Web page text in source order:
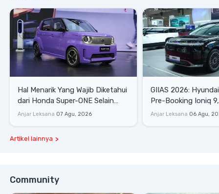
Hal Menarik Yang Wajib Diketahui
dari Honda Super-ONE Selain
Harga
Anjar Leksana 07 Agu, 2026
GIIAS 2026:
Pre-Booking Ioniq
Rp1,49 Miliar
Anjar Leksana 06 Agu,
Artikel lainnya
Community